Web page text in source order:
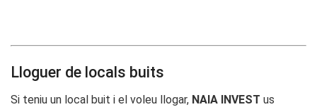
Lloguer de locals buits
Si teniu un local buit i el voleu llogar, NAIA INVEST us